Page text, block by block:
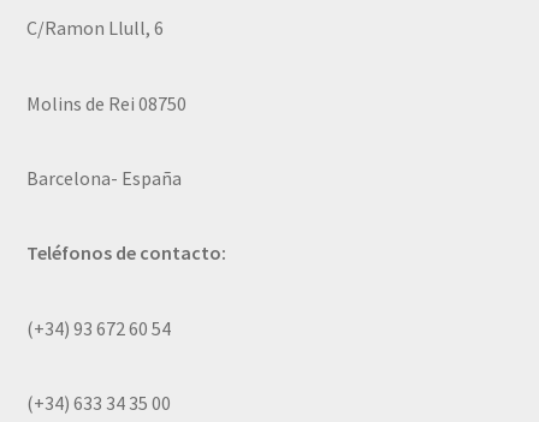
C/Ramon Llull, 6
Molins de Rei 08750
Barcelona- España
Teléfonos de contacto:
(+34) 93 672 60 54
(+34) 633 34 35 00